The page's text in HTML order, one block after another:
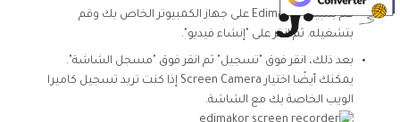
قم بتثبيت Edimakor على جهاز الكمبيوتر الخاص بك وقم
بتشغيله. ثم انقر على "إنشاء فيديو".
بعد ذلك، انقر فوق "تسجيل" ثم انقر فوق "مسجل الشاشة".
يمكنك أيضًا اختيار Screen Camera إذا كنت تريد تسجيل كاميرا
الويب الخاصة بك مع الشاشة.